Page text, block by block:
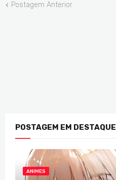
Postagem Anterior
POSTAGEM EM DESTAQUE
ANIMES